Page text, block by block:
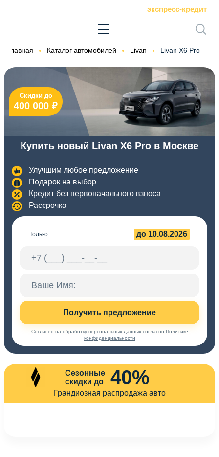
экспресс-кредит
Главная Каталог автомобилей Livan Livan X6 Pro
Купить новый Livan X6 Pro в Москве
Улучшим любое предложение
Подарок на выбор
Кредит без первоначального взноса
Рассрочка
Скидки до
400 000 ₽
Только до 10.08.2026
Получить предложение
Согласен на обработку персональных данных согласно Политике
конфиденциальности
Сезонные
скидки до
40%
Грандиозная распродажа авто